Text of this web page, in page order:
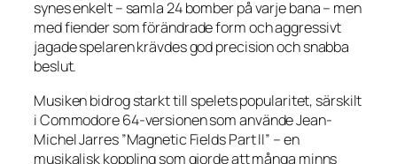
synes enkelt – samla 24 bomber på varje bana – men
med fiender som förändrade form och aggressivt
jagade spelaren krävdes god precision och snabba
beslut.
Musiken bidrog starkt till spelets popularitet, särskilt
i Commodore 64-versionen som använde Jean-
Michel Jarres ”Magnetic Fields Part II” – en
musikalisk koppling som gjorde att många minns